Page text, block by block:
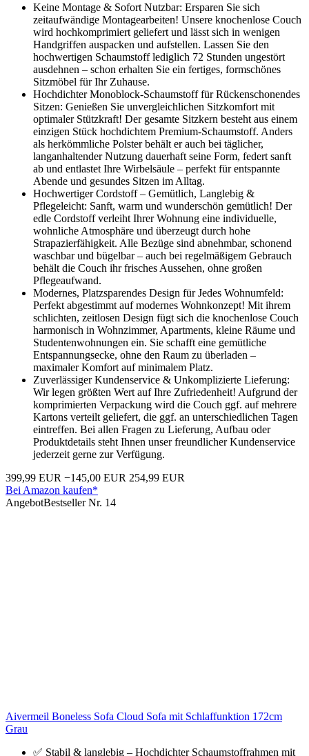
Keine Montage & Sofort Nutzbar: Ersparen Sie sich
zeitaufwändige Montagearbeiten! Unsere knochenlose Couch
wird hochkomprimiert geliefert und lässt sich in wenigen
Handgriffen auspacken und aufstellen. Lassen Sie den
hochwertigen Schaumstoff lediglich 72 Stunden ungestört
ausdehnen – schon erhalten Sie ein fertiges, formschönes
Sitzmöbel für Ihr Zuhause.
Hochdichter Monoblock-Schaumstoff für Rückenschonendes
Sitzen: Genießen Sie unvergleichlichen Sitzkomfort mit
optimaler Stützkraft! Der gesamte Sitzkern besteht aus einem
einzigen Stück hochdichtem Premium-Schaumstoff. Anders
als herkömmliche Polster behält er auch bei täglicher,
langanhaltender Nutzung dauerhaft seine Form, federt sanft
ab und entlastet Ihre Wirbelsäule – perfekt für entspannte
Abende und gesundes Sitzen im Alltag.
Hochwertiger Cordstoff – Gemütlich, Langlebig &
Pflegeleicht: Sanft, warm und wunderschön gemütlich! Der
edle Cordstoff verleiht Ihrer Wohnung eine individuelle,
wohnliche Atmosphäre und überzeugt durch hohe
Strapazierfähigkeit. Alle Bezüge sind abnehmbar, schonend
waschbar und bügelbar – auch bei regelmäßigem Gebrauch
behält die Couch ihr frisches Aussehen, ohne großen
Pflegeaufwand.
Modernes, Platzsparendes Design für Jedes Wohnumfeld:
Perfekt abgestimmt auf modernes Wohnkonzept! Mit ihrem
schlichten, zeitlosen Design fügt sich die knochenlose Couch
harmonisch in Wohnzimmer, Apartments, kleine Räume und
Studentenwohnungen ein. Sie schafft eine gemütliche
Entspannungsecke, ohne den Raum zu überladen –
maximaler Komfort auf minimalem Platz.
Zuverlässiger Kundenservice & Unkomplizierte Lieferung:
Wir legen größten Wert auf Ihre Zufriedenheit! Aufgrund der
komprimierten Verpackung wird die Couch ggf. auf mehrere
Kartons verteilt geliefert, die ggf. an unterschiedlichen Tagen
eintreffen. Bei allen Fragen zu Lieferung, Aufbau oder
Produktdetails steht Ihnen unser freundlicher Kundenservice
jederzeit gerne zur Verfügung.
399,99 EUR −145,00 EUR 254,99 EUR
Bei Amazon kaufen*
AngebotBestseller Nr. 14
Aivermeil Boneless Sofa Cloud Sofa mit Schlaffunktion 172cm
Grau
✅ Stabil & langlebig – Hochdichter Schaumstoffrahmen mit